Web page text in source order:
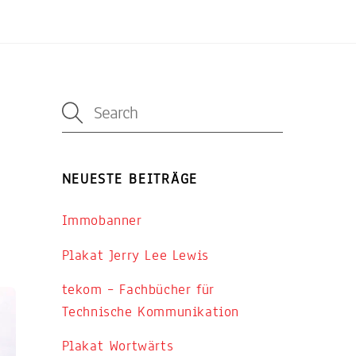
NEUESTE BEITRÄGE
Immobanner
Plakat Jerry Lee Lewis
tekom – Fachbücher für
Technische Kommunikation
Plakat Wortwärts